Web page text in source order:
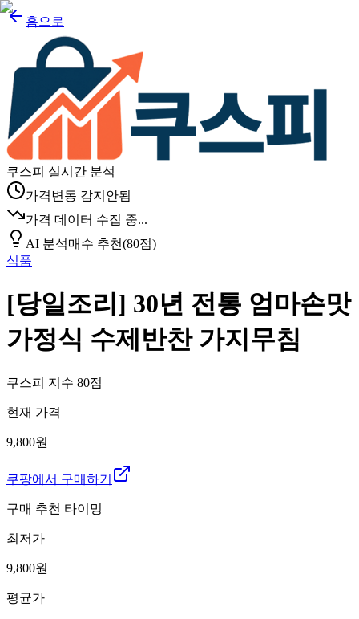
홈으로
쿠스피 실시간 분석
가격변동 감지안됨
가격 데이터 수집 중...
AI 분석매수 추천(80점)
식품
[당일조리] 30년 전통 엄마손맛
가정식 수제반찬 가지무침
쿠스피 지수 80점
현재 가격
9,800원
쿠팡에서 구매하기
구매 추천 타이밍
최저가
9,800원
평균가